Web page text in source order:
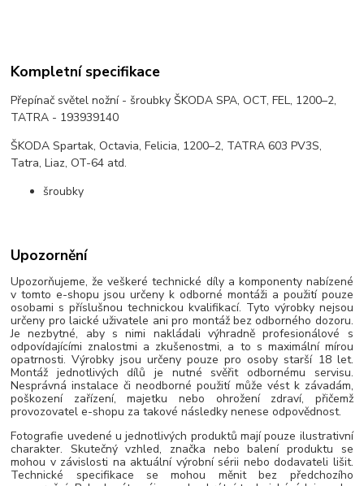
Kompletní specifikace
Přepínač světel nožní - šroubky ŠKODA SPA, OCT, FEL, 1200–2,
TATRA - 193939140
ŠKODA Spartak, Octavia, Felicia, 1200–2, TATRA 603 PV3S,
Tatra, Liaz, OT-64 atd.
šroubky
Upozornění
Upozorňujeme, že veškeré technické díly a komponenty nabízené
v tomto e-shopu jsou určeny k odborné montáži a použití pouze
osobami s příslušnou technickou kvalifikací. Tyto výrobky nejsou
určeny pro laické uživatele ani pro montáž bez odborného dozoru.
Je nezbytné, aby s nimi nakládali výhradně profesionálové s
odpovídajícími znalostmi a zkušenostmi, a to s maximální mírou
opatrnosti. Výrobky jsou určeny pouze pro osoby starší 18 let.
Montáž jednotlivých dílů je nutné svěřit odbornému servisu.
Nesprávná instalace či neodborné použití může vést k závadám,
poškození zařízení, majetku nebo ohrožení zdraví, přičemž
provozovatel e-shopu za takové následky nenese odpovědnost.
Fotografie uvedené u jednotlivých produktů mají pouze ilustrativní
charakter. Skutečný vzhled, značka nebo balení produktu se
mohou v závislosti na aktuální výrobní sérii nebo dodavateli lišit.
Technické specifikace se mohou měnit bez předchozího